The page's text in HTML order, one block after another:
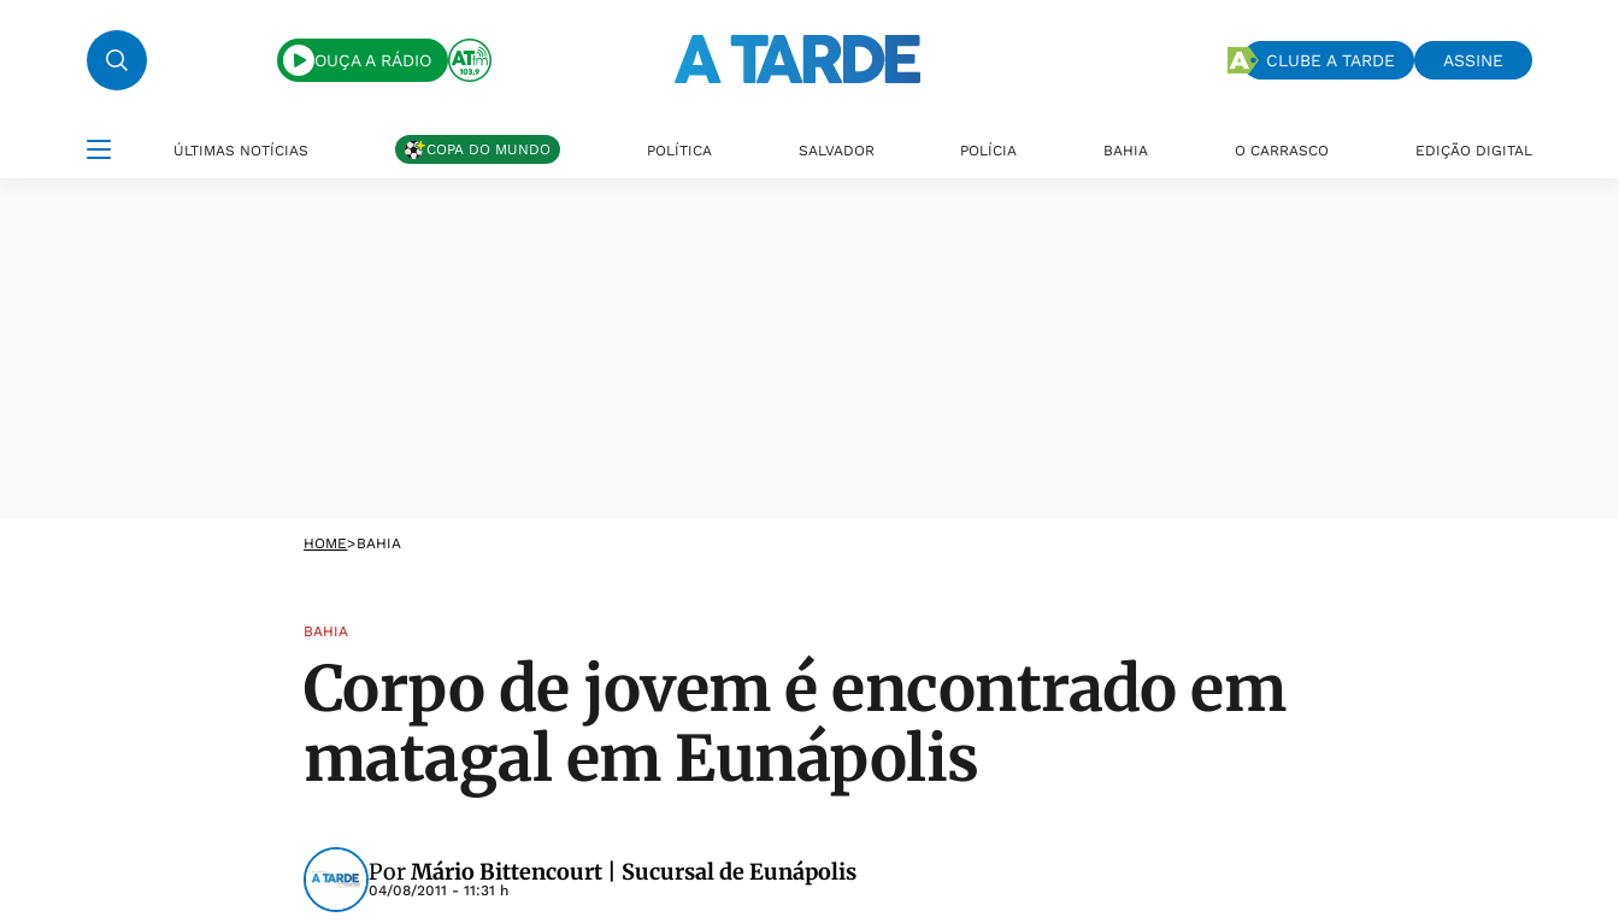
OUÇA A RÁDIO CLUBE A TARDE ASSINE
ÚLTIMAS NOTÍCIAS COPA DO MUNDO POLÍTICA SALVADOR POLÍCIA BAHIA O CARRASCO EDIÇÃO DIGITAL
HOME>BAHIA
BAHIA
Corpo de jovem é encontrado em
matagal em Eunápolis
PorMário Bittencourt | Sucursal de Eunápolis
04/08/2011 - 11:31 h